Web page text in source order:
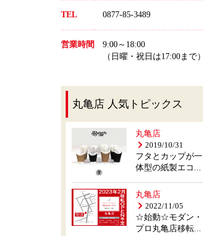
TEL 0877-85-3489
営業時間
9:00～18:00
（日曜・祝日は17:00まで）
丸亀店 人気トピックス
丸亀店
2019/10/31
フタとカップが一
体型の紙製エコ...
丸亀店
2022/11/05
☆始動☆モダン・
プロ丸亀店移転...